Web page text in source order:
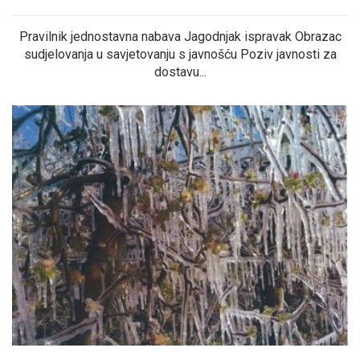
Pravilnik jednostavna nabava Jagodnjak ispravak Obrazac
sudjelovanja u savjetovanju s javnošću Poziv javnosti za
dostavu...